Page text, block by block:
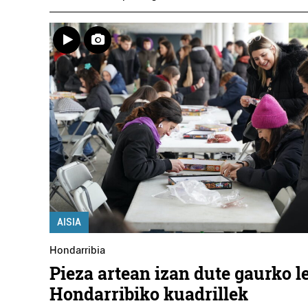
AISIA
Hondarribia
Pieza artean izan dute gaurko
Hondarribiko kuadrillek